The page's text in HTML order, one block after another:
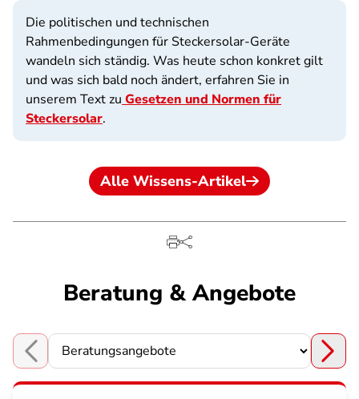
Die politischen und technischen
Rahmenbedingungen für Steckersolar-Geräte
wandeln sich ständig. Was heute schon konkret gilt
und was sich bald noch ändert, erfahren Sie in
unserem Text zu Gesetzen und Normen für
Steckersolar.
Alle Wissens-Artikel
Beratung & Angebote
Choose a section